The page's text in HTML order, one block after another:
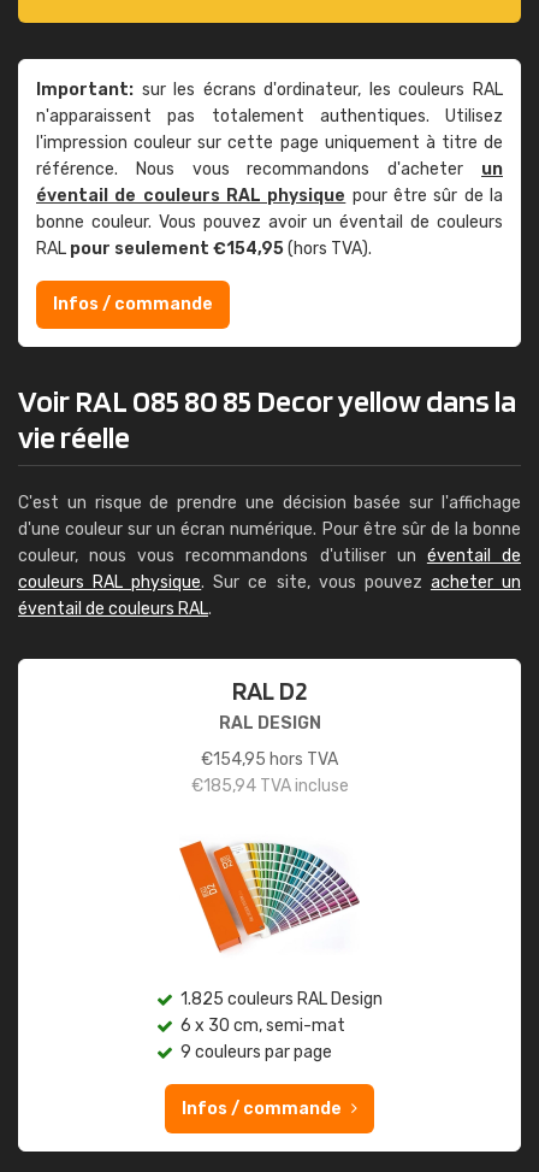
Important: sur les écrans d'ordinateur, les couleurs RAL
n'apparaissent pas totalement authentiques. Utilisez
l'impression couleur sur cette page uniquement à titre de
référence. Nous vous recommandons d'acheter un
éventail de couleurs RAL physique pour être sûr de la
bonne couleur. Vous pouvez avoir un éventail de couleurs
RAL pour seulement €154,95(hors TVA).
Infos / commande
Voir RAL 085 80 85 Decor yellow dans la
vie réelle
C'est un risque de prendre une décision basée sur l'affichage
d'une couleur sur un écran numérique. Pour être sûr de la bonne
couleur, nous vous recommandons d'utiliser un éventail de
couleurs RAL physique. Sur ce site, vous pouvez acheter un
éventail de couleurs RAL.
RAL D2
RAL DESIGN
€154,95 hors TVA
€185,94TVA incluse
1.825 couleurs RAL Design
6 x 30 cm, semi-mat
9 couleurs par page
Infos / commande